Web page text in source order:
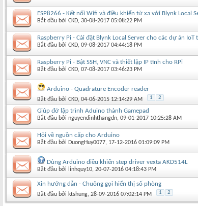
ESP8266 - Kết nối Wifi và điều khiển từ xa với Blynk Local
Bắt đầu bởi CKD‎, 30-08-2017 05:08:22 PM
Raspberry Pi - Cài đặt Blynk Local Server cho các dự án IoT
Bắt đầu bởi CKD‎, 09-08-2017 04:44:18 PM
Raspberry Pi - Bật SSH, VNC và thiết lập IP tĩnh cho RPi
Bắt đầu bởi CKD‎, 07-08-2017 03:46:23 PM
Arduino - Quadrature Encoder reader
Bắt đầu bởi CKD‎, 04-06-2015 12:14:29 AM 1 2
Giúp đỡ lập trình Aduino thành Gamepad
Bắt đầu bởi nguyendinhthangdn‎, 09-01-2017 10:25:28 AM
Hỏi về nguồn cấp cho Arduino
Bắt đầu bởi DuongHuy0077‎, 17-12-2016 01:09:09 PM
Dùng Arduino điều khiển step driver vexta AKD514L
Bắt đầu bởi linhquy10‎, 20-07-2016 04:18:43 PM
Xin hướng dẫn - Chuông gọi hiển thị số phòng
Bắt đầu bởi ktshung‎, 28-09-2016 07:02:14 PM 1 2